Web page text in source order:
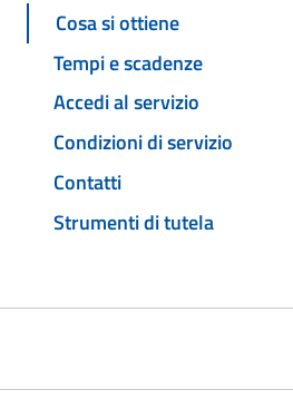
Cosa si ottiene
Tempi e scadenze
Accedi al servizio
Condizioni di servizio
Contatti
Strumenti di tutela